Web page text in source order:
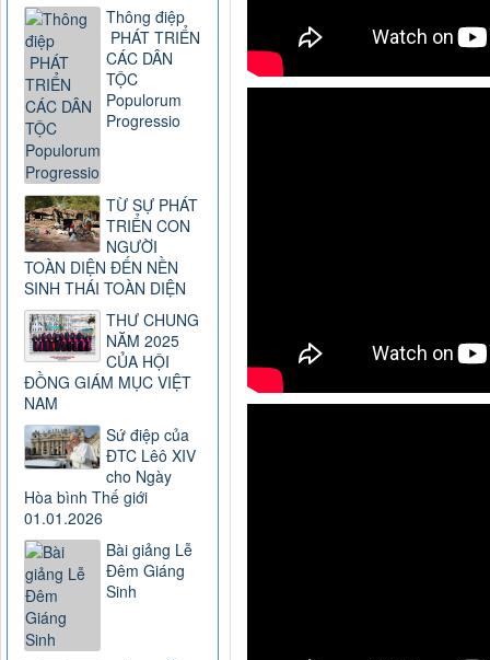
Thông điệp
PHÁT TRIỂN
CÁC DÂN
TỘC
Populorum
Progressio
TỪ SỰ PHÁT
TRIỂN CON
NGƯỜI
TOÀN DIỆN ĐẾN NỀN
SINH THÁI TOÀN DIỆN
THƯ CHUNG
NĂM 2025
CỦA HỘI
ĐỒNG GIÁM MỤC VIỆT
NAM
Sứ điệp của
ĐTC Lêô XIV
cho Ngày
Hòa bình Thế giới
01.01.2026
Bài giảng Lễ
Đêm Giáng
Sinh